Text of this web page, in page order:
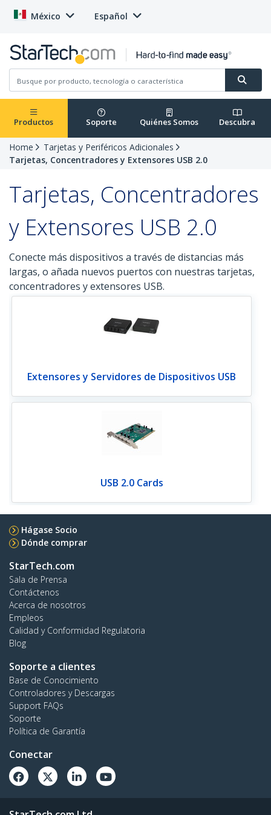
México Español
Productos Soporte Quiénes Somos Descubra
Home
Tarjetas y Periféricos Adicionales
Tarjetas, Concentradores y Extensores USB 2.0
Tarjetas, Concentradores
y Extensores USB 2.0
Conecte más dispositivos a través de distancias más
largas, o añada nuevos puertos con nuestras tarjetas,
concentradores y extensores USB.
Extensores y Servidores de Dispositivos USB
USB 2.0 Cards
Hágase Socio
Dónde comprar
StarTech.com
Sala de Prensa
Contáctenos
Acerca de nosotros
Empleos
Calidad y Conformidad Regulatoria
Blog
Soporte a clientes
Base de Conocimiento
Controladores y Descargas
Support FAQs
Soporte
Política de Garantía
Conectar